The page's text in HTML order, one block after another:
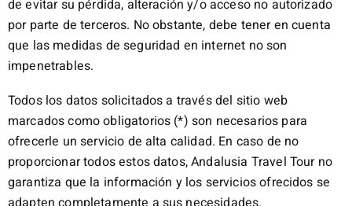
de evitar su pérdida, alteración y/o acceso no autorizado
por parte de terceros. No obstante, debe tener en cuenta
que las medidas de seguridad en internet no son
impenetrables.
Todos los datos solicitados a través del sitio web
marcados como obligatorios (*) son necesarios para
ofrecerle un servicio de alta calidad. En caso de no
proporcionar todos estos datos, Andalusia Travel Tour no
garantiza que la información y los servicios ofrecidos se